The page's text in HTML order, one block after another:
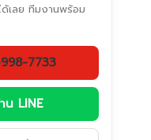
เลย ทีมงานพร้อม
7733
น LINE